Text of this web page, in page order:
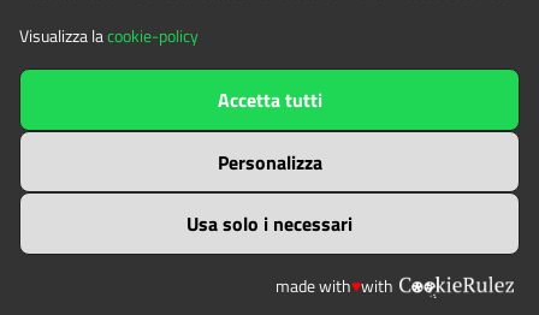
The contents of this websitebyEnte di gestione delle aree
protette delle Alpi Cozieis licensed under
Attribution-NonCommercial-NoDerivatives 4.0 International
Visualizza lacookie-policy
Usa solo i necessari
Personalizza
Accetta tutti
made with♥with